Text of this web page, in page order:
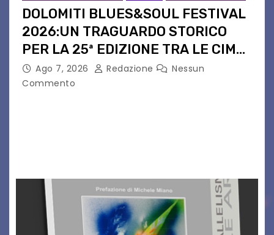
DOLOMITI BLUES&SOUL FESTIVAL
2026:UN TRAGUARDO STORICO
PER LA 25ª EDIZIONE TRA LE CIME
PATRIMONIO UNESCO
Ago 7, 2026 Redazione
Nessun
Commento